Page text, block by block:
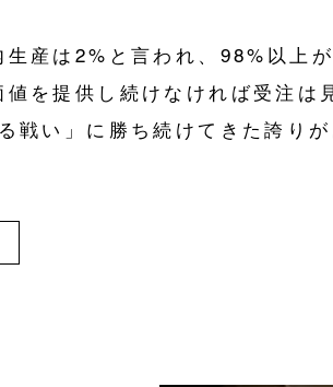
産は2%と言われ、98%以上が
を提供し続けなければ受注は
戦い」に勝ち続けてきた誇りが